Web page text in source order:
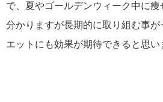
で、夏やゴールデンウィーク中に
分かりますが長期的に取り組む事が
エットにも効果が期待できると思い